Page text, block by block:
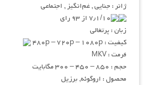
ژانر : جنایی , غم‌انگیز , اجتماعی
۷٫۱/۱۰ از ۹۳ رای
زبان : پرتغالی
کیفیت : ۴۸۰p – ۷۲۰p – ۱۰۸۰p
فرمت : MKV
حجم : ۸۵۰ – ۴۵۰ – ۳۰۰ مگابایت
محصول : اروگوئه, برزیل